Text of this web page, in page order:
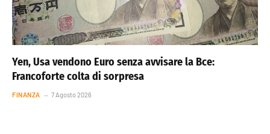
Yen, Usa vendono Euro senza avvisare la Bce:
Francoforte colta di sorpresa
FINANZA 7 Agosto 2026